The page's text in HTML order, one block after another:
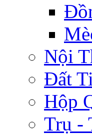
Nội
Đất
Hộp
Trụ -